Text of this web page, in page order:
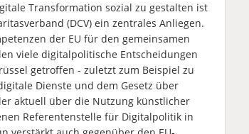
Transformation sozial zu gestalten ist
(DCV) ein zentrales Anliegen.
der EU für den gemeinsamen
viele digitalpolitische Entscheidungen
getroffen - zuletzt zum Beispiel zu
Dienste und dem Gesetz über
aktuell über die Nutzung künstlicher
Referentenstelle für Digitalpolitik in